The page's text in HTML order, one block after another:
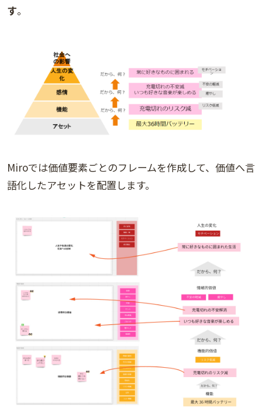
す。
Miroでは価値要素ごとのフレームを作成して、価値へ言
語化したアセットを配置します。